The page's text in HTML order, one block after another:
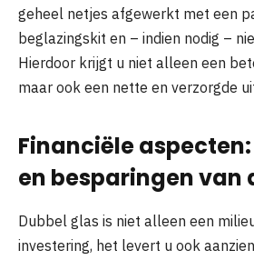
geheel netjes afgewerkt met een
beglazingskit en – indien nodig –
Hierdoor krijgt u niet alleen een
maar ook een nette en verzorgde
Financiële
en besparingen van
Dubbel glas is niet alleen een
investering, het levert u ook